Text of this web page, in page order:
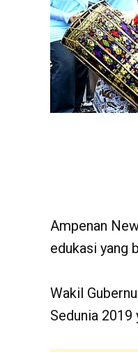
Ampenan
edukasi yang
Wakil
Sedunia